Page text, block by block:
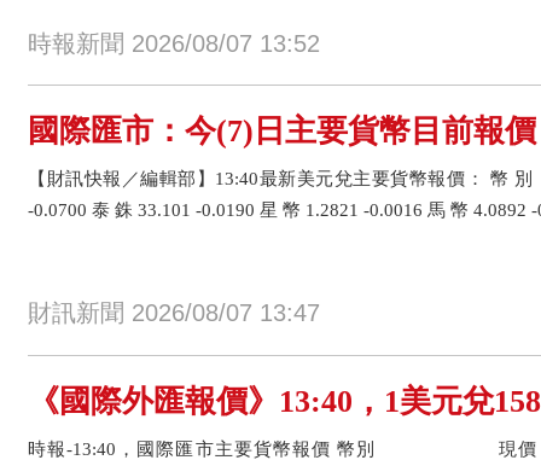
時報新聞 2026/08/07 13:52
國際匯市：今(7)日主要貨幣目前報價
【財訊快報／編輯部】13:40最新美元兌主要貨幣報價： 幣
-0.0700 泰 銖 33.101 -0.0190 星 幣 1.2821 -0.0016 馬 幣 4.0892
財訊新聞 2026/08/07 13:47
《國際外匯報價》13:40，1美元兌
時報-13:40，國際匯市主要貨幣報價